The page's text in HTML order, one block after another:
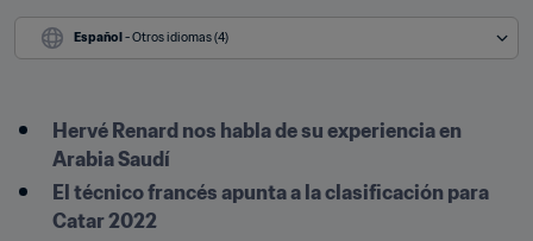
Español - Otros idiomas (4)
Hervé Renard nos habla de su experiencia en
Arabia Saudí
El técnico francés apunta a la clasificación para
Catar 2022